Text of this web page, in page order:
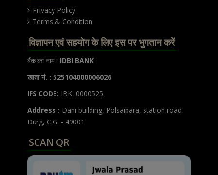
Privacy Policy
Terms & Condition
विज्ञापन एवं सहयोग के लिए इस पर भुगतान करें
बैंक का नाम : IDBI BANK
खाता नं. : 525104000006026
IFS CODE: IBKL0000525
Address : Dani building, Polsaipara, station road,
Durg, C.G. - 49001
SCAN QR